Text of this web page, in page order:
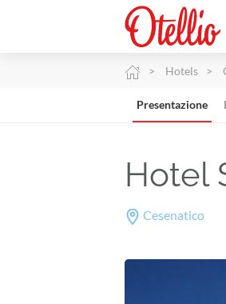
Hotels
Presentazione
Hotel
Cesenatico